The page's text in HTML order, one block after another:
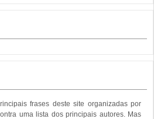
frases deste site organizadas por
uma lista dos principais autores. Mas